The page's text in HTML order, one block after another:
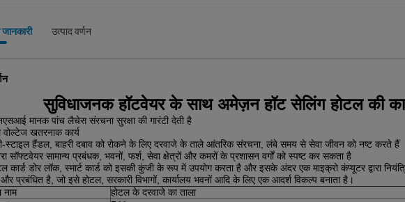
उत्पाद वर्णन
सुविधाजनक हॉटवेयर के साथ अमेज़न हॉट सेलिंग होटल की
मानक पांच लैचेस संरचना सुरक्षा की गारंटी देती है
खतरनाक कार्य
स्टाइल हैंडल, बाहरी दबाव को रोकने के लिए दरवाजे के ताले आंतरिक संरचना, लंबे समय से सेवा जीवन को नष्ट करते हैं
सॉफ्टवेयर सामान्य प्रबंधक, भवनों, फर्श, सेवा क्षेत्रों और कमरों के प्रशासन वर्गों को स्पष्ट कर सकता है
कार्ड डोर लॉक, स्मार्ट कार्ड को इसकी कुंजी के रूप में उपयोग करता है और इसके अंदर एक माइक्रो कंप्यूटर द्वारा
प्रबंधित है, जो इसे होटल, सरकारी विभागों, कार्यालय भवनों आदि के लिए एक आदर्श विकल्प बनाता है।
नाम
होटल के दरवाजे का ताला